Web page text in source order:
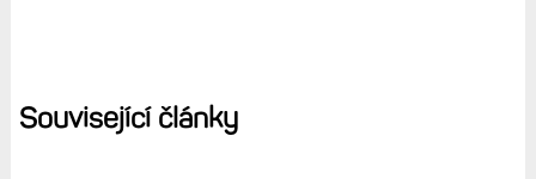
bych si představoval Instincty s displejem MIP. Barvy,